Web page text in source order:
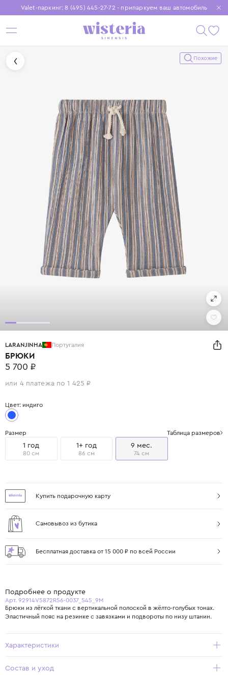
Valet-паркинг: 8 (495) 445-27-72 - припаркуем ваш автомобиль
Бесплатная доставка при заказе от 15 000 ₽
Установите приложение, чтобы покупки были еще удобнее
Похожие
LARANJINHA Португалия
БРЮКИ
5 700 ₽
или 4 платежа по 1 425 ₽
Цвет: индиго
Размер Таблица размеров
1 год
80 см
1+ год
86 см
9 мес.
74 см
Купить подарочную карту
Самовывоз из бутика
Бесплатная доставка от 15 000 ₽ по всей России
Подробнее о продукте
Арт. 92914V5872R56-0037_545_9M
Брюки из лёгкой ткани с вертикальной полоской в жёлто-голубых тонах.
Эластичный пояс на резинке с завязками и подвороты по низу штанин.
Характеристики
Состав и уход